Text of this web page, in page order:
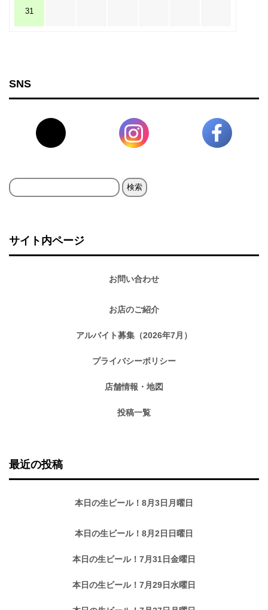
31
SNS
検
サイト内ページ
お問い合わせ
お店のご紹介
アルバイト募集（2026年7月）
プライバシーポリシー
店舗情報・地図
投稿一覧
最近の投稿
本日の生ビール！8月3日月曜日
本日の生ビール！8月2日日曜日
本日の生ビール！7月31日金曜日
本日の生ビール！7月29日水曜日